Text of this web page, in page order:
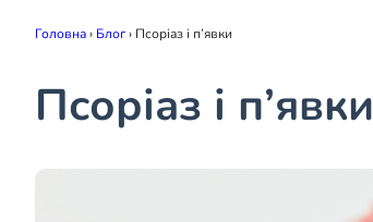
Головна› Блог› Псоріаз і п’явки
Псоріаз і п’явки